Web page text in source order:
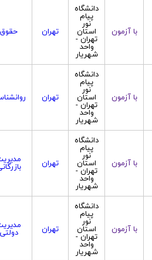
با آزمون
دانشگاه
پیام
نور
استان
تهران -
واحد
شهریار
تهران حقوق
با آزمون
دانشگاه
پیام
نور
استان
تهران -
واحد
شهریار
تهران
با آزمون
دانشگاه
پیام
نور
استان
تهران -
واحد
شهریار
تهران
با آزمون
دانشگاه
پیام
نور
استان
تهران -
واحد
شهریار
تهران